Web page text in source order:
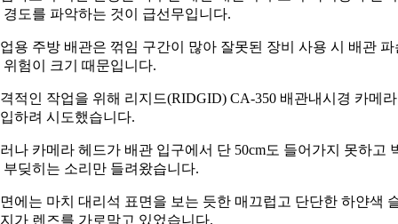
경도를 파악하는 것이 급선무입니다.
용 주방 배관은 꺾임 구간이 많아 잘못된 장비 사용 시 배관 파
위험이 크기 때문입니다.
적인 작업을 위해 리지드(RIDGID) CA-350 배관내시경 카메
하려 시도했습니다.
나 카메라 헤드가 배관 입구에서 단 50cm도 들어가지 못하고
부딪히는 소리만 들려왔습니다.
에는 마치 대리석 표면을 보는 듯한 매끄럽고 단단한 하얀색
가 렌즈를 가로막고 있었습니다.